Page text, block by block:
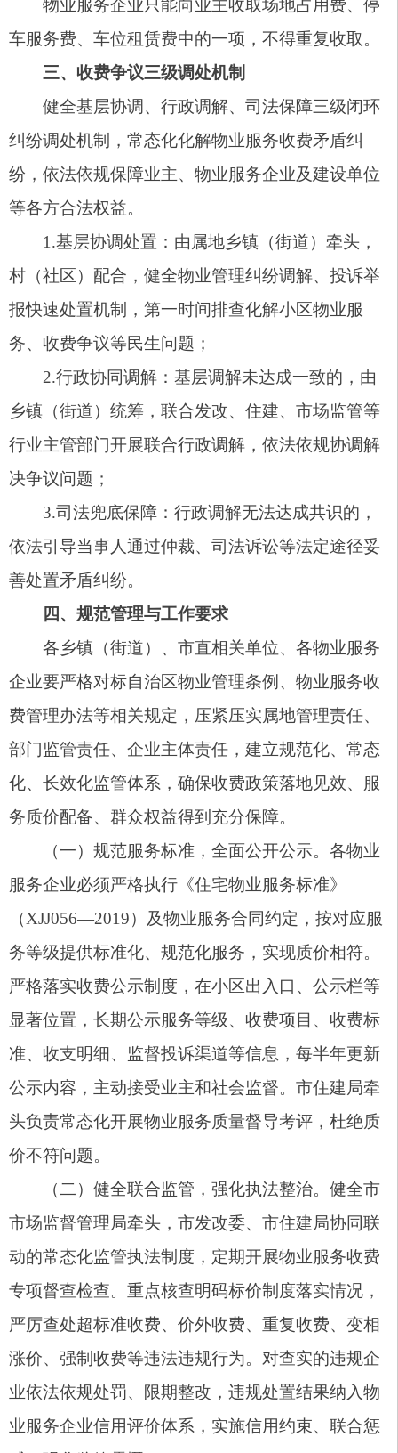
显著位置，长期公示服务等级、收费项目、收费标
准、收支明细、监督投诉渠道等信息，每半年更新
公示内容，主动接受业主和社会监督。市住建局牵
头负责常态化开展物业服务质量督导考评，杜绝质
价不符问题。
市场监督管理局牵头，市发改委、市住建局协同联
动的常态化监管执法制度，定期开展物业服务收费
专项督查检查。重点核查明码标价制度落实情况，
严厉查处超标准收费、价外收费、重复收费、变相
涨价、强制收费等违法违规行为。对查实的违规企
业服务企业信用评价体系，实施信用约束、联合惩
戒，强化监管震慑。
（三）实行动态调价，科学优化标准。建立由
市发改委牵头的物业服务收费动态评估调整机制，
定期组织物业服务开展成本监审、政策实施成效评
周边县市收费标准、行业发展现状及群众承受能力
等因素，严格按照法定程序适时优化调整收费标
准，兼顾民生福祉和物业行业可持续健康发展。
（四）畅通诉求渠道，高效处置投诉。依托
12345政务服务便民热线、12315市场监管投诉举报
住建、市场监管与属地乡镇（街道）、村（社区）
上下联动响应机制，严格落实诉求优先受理、限时
办结、及时反馈工作制度，分类高效处置物业服务
质量、收费争议、停车管理等各类民生诉求，确保
群众合理诉求事事有回应、件件有落实。
行乡镇（街道）牵头，发改、住建、市场监管等部
门，村（社区）、物业企业及业主代表共同参与的
物业管理联席会议制度。定期研判物业行业领域突
出问题，针对重大矛盾隐患、群体性诉求、突发物
业纠纷，及时召开专题会议统筹处置。建立问题台
办，推动物业领域矛盾纠纷源头治理、就地化解、
动态清零。
（六）强化宣传解读，营造良好氛围。由市发
改委、市住建局牵头，各乡镇（街道）、村（社
区）协同配合，通过政府官网、政务公开平台、小
上线下方式，全方位、全覆盖解读物业收费新标准
政策、物业服务分级规范、法律法规政策。切实提
升群众政策知晓率、企业合规经营意识，引导物业
服务企业依规收费、规范履约，构建共建共治共享
的物业管理新格局，保障收费调整政策平稳落地。
（一）执行范围：本通知适用于阿图什市行政
区域内所有普通住宅小区、保障性住房小区的物业